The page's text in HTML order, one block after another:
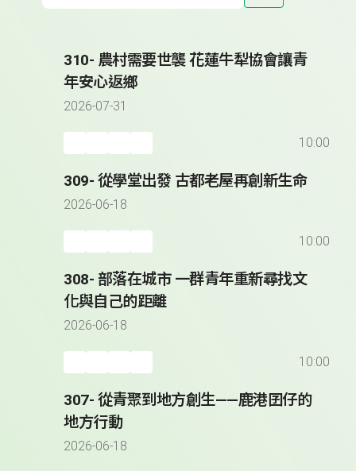
310- 農村需要世襲 花蓮牛犁協會讓青
年安心返鄉
2026-07-31
10:00
309- 從學堂出發 古都老屋再創新生命
2026-06-18
10:00
308- 部落在城市 一群青年重新尋找文
化與自己的距離
2026-06-18
10:00
307- 從青聚到地方創生——鹿港囝仔的
地方行動
2026-06-18